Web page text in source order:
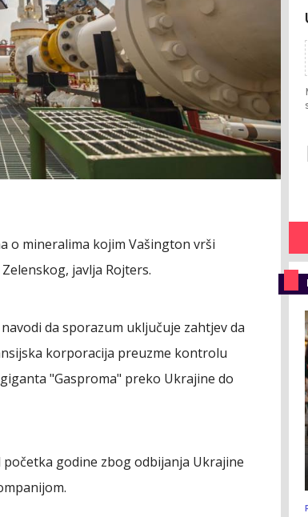
o mineralima kojim Vašington vrši
javlja Rojters.
da sporazum uključuje zahtjev da
korporacija preuzme kontrolu
"Gasproma" preko Ukrajine do
godine zbog odbijanja Ukrajine